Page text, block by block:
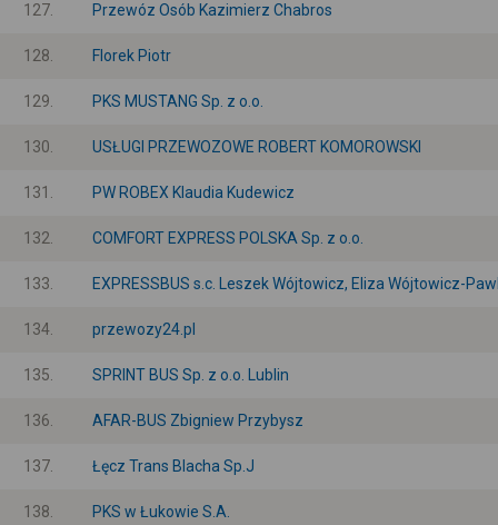
127. Przewóz Osób Kazimierz Chabros
128. Florek Piotr
129. PKS MUSTANG Sp. z o.o.
130. USŁUGI PRZEWOZOWE ROBERT KOMOROWSKI
131. PW ROBEX Klaudia Kudewicz
132. COMFORT EXPRESS POLSKA Sp. z o.o.
133. EXPRESSBUS s.c. Leszek Wójtowicz, Eliza Wójtowicz-
134. przewozy24.pl
135. SPRINT BUS Sp. z o.o. Lublin
136. AFAR-BUS Zbigniew Przybysz
137. Łęcz Trans Blacha Sp.J
138. PKS w Łukowie S.A.